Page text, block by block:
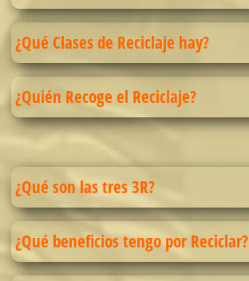
¿Qué Clases de Reciclaje hay?
¿Quién Recoge el Reciclaje?
¿Qué son las tres 3R?
¿Qué beneficios tengo por Reciclar?